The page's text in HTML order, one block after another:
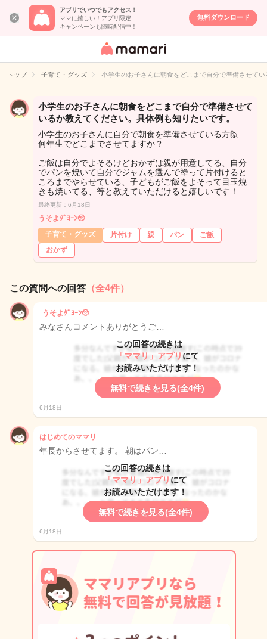
アプリでいつでもアクセス！
ママに嬉しい！アプリ限定
キャンペーンも随時配信中！
無料ダウンロード
女性専用匿名QA
イト
トップ 子育て・グッズ 小学生のお子さんに朝食をどこまで自分で準備させて
小学生のお子さんに朝食をどこまで自分で準備させて
いるか教えてください。具体例も知りたいです。
小学生のお子さんに自分で朝食を準備させている方🙋
何年生でどこまでさせてますか？
ご飯は自分でよそるけどおかずは親が用意してる、自分
でパンを焼いて自分でジャムを選んで塗って片付けると
ころまでやらせている、子どもがご飯をよそって目玉焼
きも焼いてる、等と教えていただけると嬉しいです！
最終更新：6月18日
うそよﾀﾞﾖｰﾝ🥺
子育て・グッズ
片付け 親 パン
ご飯
おかず
この質問への回答 （全4件）
うそよﾀﾞﾖｰﾝ🥺
みなさんコメントありがとうご…
この回答の続きは
「ママリ」アプリ にて
お読みいただけます！
無料で続きを見る(全4件)
6月18日
はじめてのママリ
年長からさせてます。 朝はパン…
この回答の続きは
「ママリ」アプリ にて
お読みいただけます！
無料で続きを見る(全4件)
6月18日